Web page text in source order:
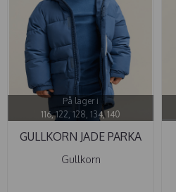
På lager i
116, 122, 128, 134, 140
GULLKORN JADE PARKA
STORM ...
Gullkorn